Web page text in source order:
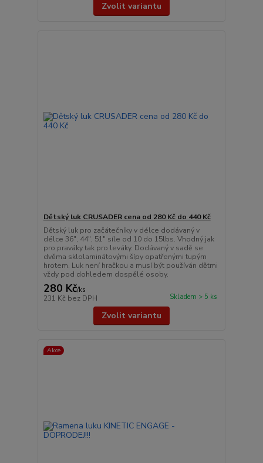
Zvolit variantu
Dětský luk CRUSADER cena od 280 Kč do 440 Kč
Dětský luk pro začátečníky v délce dodávaný v
délce 36", 44", 51" síle od 10 do 15lbs. Vhodný jak
pro praváky tak pro leváky. Dodávaný v sadě se
dvěma sklolaminátovými šípy opatřenými tupým
hrotem. Luk není hračkou a musí být používán dětmi
vždy pod dohledem dospělé osoby.
280 Kč/ks
231 Kč bez DPH Skladem > 5 ks
Zvolit variantu
Akce